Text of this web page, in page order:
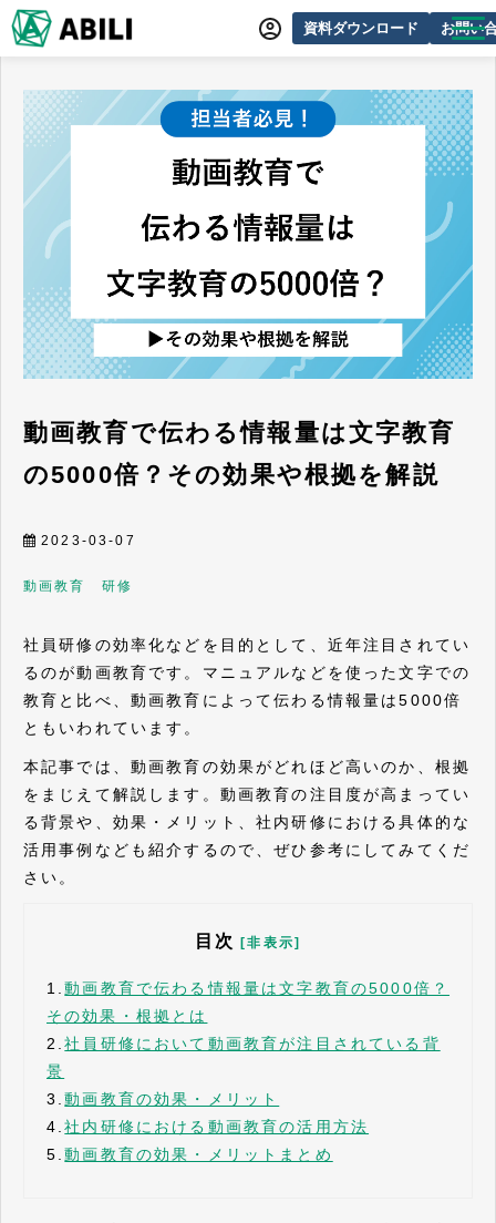
資料ダウンロード お問い
サービス一覧
オンラインデモ
導入事例
セミナー・イベント情報
できるをふやす研究所
動画教育で伝わる情報量は文字教育
の5000倍？その効果や根拠を解説
2023-03-07
動画教育 研修
社員研修の効率化などを目的として、近年注目されてい
るのが動画教育です。マニュアルなどを使った文字での
教育と比べ、動画教育によって伝わる情報量は5000倍
ともいわれています。
本記事では、動画教育の効果がどれほど高いのか、根拠
をまじえて解説します。動画教育の注目度が高まってい
る背景や、効果・メリット、社内研修における具体的な
活用事例なども紹介するので、ぜひ参考にしてみてくだ
さい。
目次 [非表示]
1.動画教育で伝わる情報量は文字教育の5000倍？
その効果・根拠とは
2.社員研修において動画教育が注目されている背
景
3.動画教育の効果・メリット
4.社内研修における動画教育の活用方法
5.動画教育の効果・メリットまとめ